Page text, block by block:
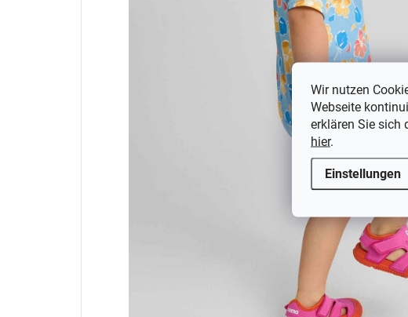
Wir nutzen
Webseite
erklären Sie sich
hier.
Einstellungen